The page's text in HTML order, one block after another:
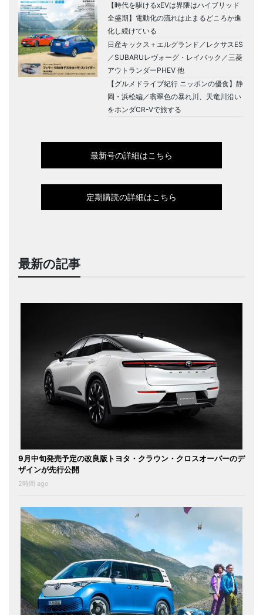
【時代を駆けるxEVは界隈はハイブリッド
全盛期】電動化の流れは止まるどころか進
化し続けている
日産キックス＋エルグランド／レクサスES
／SUBARUレヴォーグ・レイバック／三菱
アウトランダーPHEV 他
【グルメドライブ紀行 ニッポンの優食】静
岡・浜松編／翡翠色の暴れ川、天竜川沿い
をホンダCR-Vで旅する
最新号の詳細はこちら
定期購読の詳細はこちら
最新の記事
9月中旬発売予定の改良版トヨタ・クラウン・クロスオーバーのデ
ザインが先行公開
2時間 ago